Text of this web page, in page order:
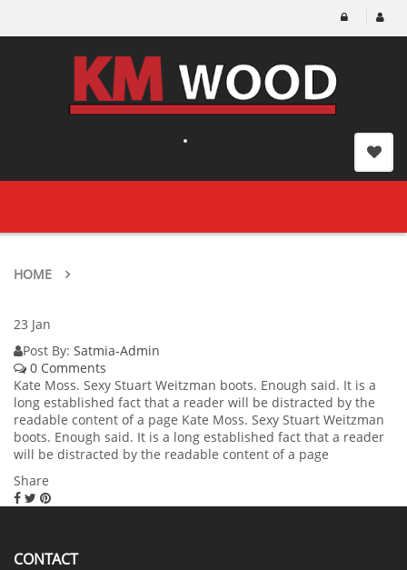
HOME
23 Jan
Post By: Satmia-Admin
0 Comments
Kate Moss. Sexy Stuart Weitzman boots. Enough said. It is a
long established fact that a reader will be distracted by the
readable content of a page Kate Moss. Sexy Stuart Weitzman
boots. Enough said. It is a long established fact that a reader
will be distracted by the readable content of a page
Share
CONTACT